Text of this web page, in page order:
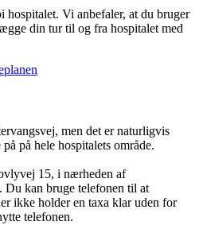
hospitalet. Vi anbefaler, at du bruger
din tur til og fra hospitalet med
men det er naturligvis
på hele hospitalets område.
15, i nærheden af
Du kan bruge telefonen til at
ikke holder en taxa klar uden for
telefonen.